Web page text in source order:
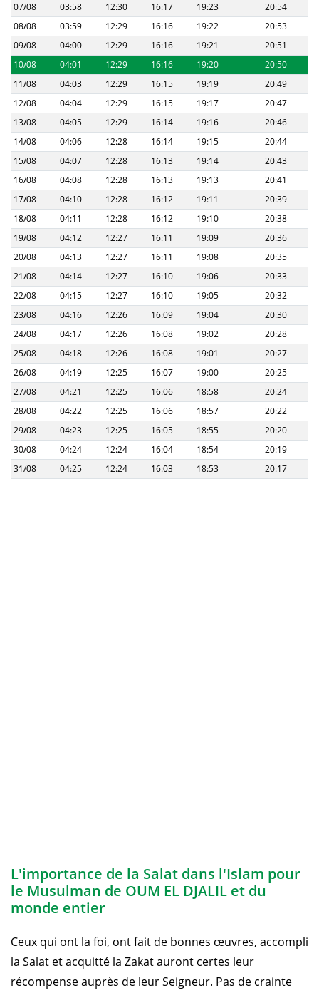
07/08
03:58 12:30 16:17 19:23
20:54
08/08
03:59 12:29 16:16 19:22
20:53
09/08
04:00 12:29 16:16 19:21
20:51
10/08
04:01 12:29 16:16 19:20
20:50
11/08
04:03 12:29 16:15 19:19
20:49
12/08
04:04 12:29 16:15 19:17
20:47
13/08
04:05 12:29 16:14 19:16
20:46
14/08
04:06 12:28 16:14 19:15
20:44
15/08
04:07 12:28 16:13 19:14
20:43
16/08
04:08 12:28 16:13 19:13
20:41
17/08
04:10 12:28 16:12 19:11
20:39
18/08
04:11 12:28 16:12 19:10
20:38
19/08
04:12 12:27 16:11 19:09
20:36
20/08
04:13 12:27 16:11 19:08
20:35
21/08
04:14 12:27 16:10 19:06
20:33
22/08
04:15 12:27 16:10 19:05
20:32
23/08
04:16 12:26 16:09 19:04
20:30
24/08
04:17 12:26 16:08 19:02
20:28
25/08
04:18 12:26 16:08 19:01
20:27
26/08
04:19 12:25 16:07 19:00
20:25
27/08
04:21 12:25 16:06 18:58
20:24
28/08
04:22 12:25 16:06 18:57
20:22
29/08
04:23 12:25 16:05 18:55
20:20
30/08
04:24 12:24 16:04 18:54
20:19
31/08
04:25 12:24 16:03 18:53 20:17
L'importance de la Salat dans l'Islam pour
le Musulman de OUM EL DJALIL et du
monde entier
Ceux qui ont la foi, ont fait de bonnes œuvres, accompli
la Salat et acquitté la Zakat auront certes leur
récompense auprès de leur Seigneur. Pas de crainte